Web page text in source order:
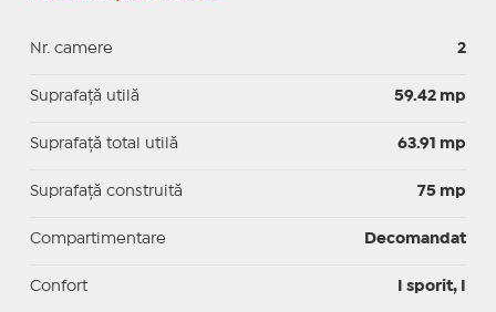
Nr. camere 2
Suprafaţă utilă 59.42 mp
Suprafaţă total utilă 63.91 mp
Suprafaţă construită 75 mp
Compartimentare Decomandat
Confort I sporit, I